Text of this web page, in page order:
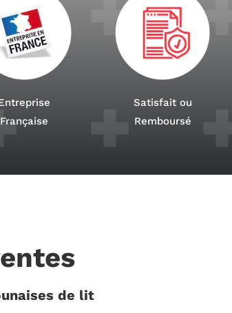
Française
Satisfait ou
Remboursé
de lit